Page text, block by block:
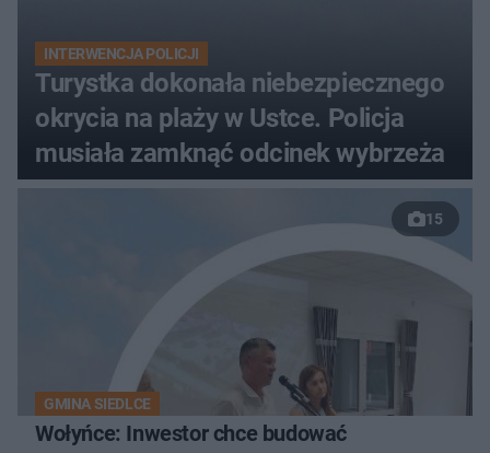
INTERWENCJA POLICJI
Turystka dokonała niebezpiecznego
okrycia na plaży w Ustce. Policja
musiała zamknąć odcinek wybrzeża
15
GMINA SIEDLCE
Wołyńce: Inwestor chce budować